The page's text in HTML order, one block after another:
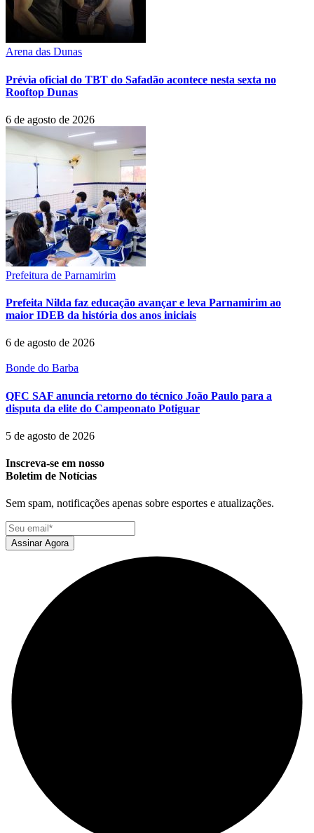
Arena das Dunas
Prévia oficial do TBT do Safadão acontece nesta sexta no
Rooftop Dunas
6 de agosto de 2026
Prefeitura de Parnamirim
Prefeita Nilda faz educação avançar e leva Parnamirim ao
maior IDEB da história dos anos iniciais
6 de agosto de 2026
Bonde do Barba
QFC SAF anuncia retorno do técnico João Paulo para a
disputa da elite do Campeonato Potiguar
5 de agosto de 2026
Inscreva-se em nosso
Boletim de Notícias
Sem spam, notificações apenas sobre esportes e atualizações.
Assinar Agora